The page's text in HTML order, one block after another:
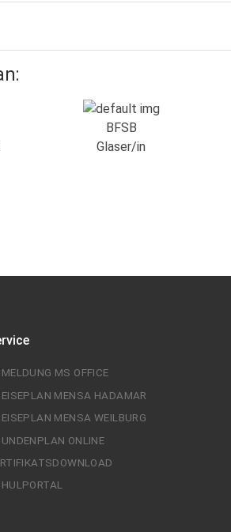
BFSB
Glaser/in
MS OFFICE
MENSA HADAMAR
MENSA WEILBURG
ONLINE